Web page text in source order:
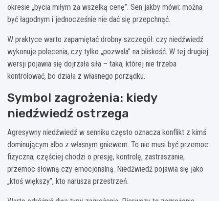
okresie „bycia miłym za wszelką cenę”. Sen jakby mówi: można
być łagodnym i jednocześnie nie dać się przepchnąć.
W praktyce warto zapamiętać drobny szczegół: czy niedźwiedź
wykonuje polecenia, czy tylko „pozwala” na bliskość. W tej drugiej
wersji pojawia się dojrzała siła – taka, której nie trzeba
kontrolować, bo działa z własnego porządku.
Symbol zagrożenia: kiedy
niedźwiedź ostrzega
Agresywny niedźwiedź w senniku często oznacza konflikt z kimś
dominującym albo z własnym gniewem. To nie musi być przemoc
fizyczna; częściej chodzi o presję, kontrolę, zastraszanie,
przemoc słowną czy emocjonalną. Niedźwiedź pojawia się jako
„ktoś większy”, kto narusza przestrzeń.